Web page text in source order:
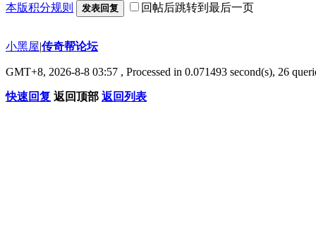
本版积分规则 发表回复 回帖后跳转到最后一页
小黑屋|传奇帮论坛
GMT+8, 2026-8-8 03:57 , Processed in 0.071493 second(s), 26
快速回复 返回顶部 返回列表